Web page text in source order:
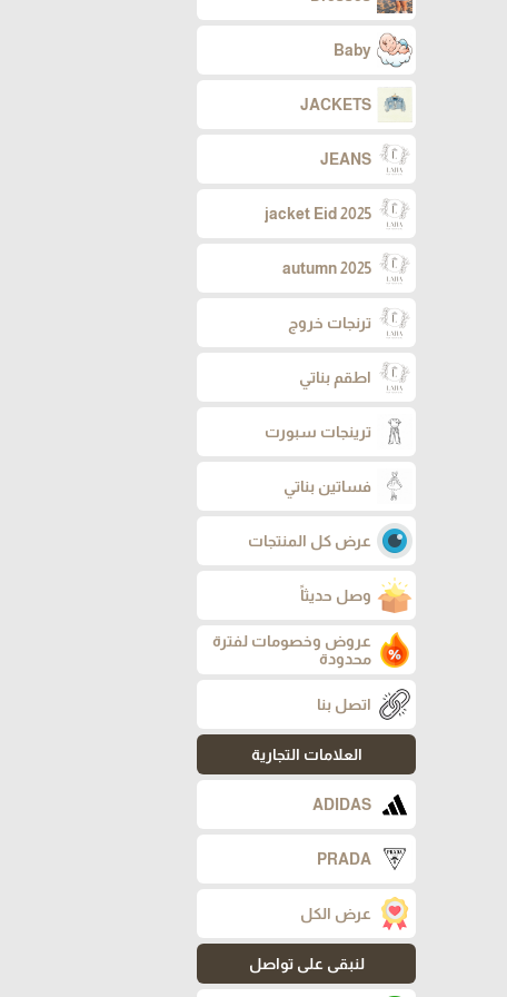
Baby
JACKETS
JEANS
jacket Eid 2025
autumn 2025
ترنجات خروج
اطقم بناتي
ترينجات سبورت
فساتين بناتي
عرض كل المنتجات
وصل حديثاً
عروض وخصومات لفترة
محدودة
اتصل بنا
العلامات التجارية
ADIDAS
PRADA
عرض الكل
لنبقى على تواصل